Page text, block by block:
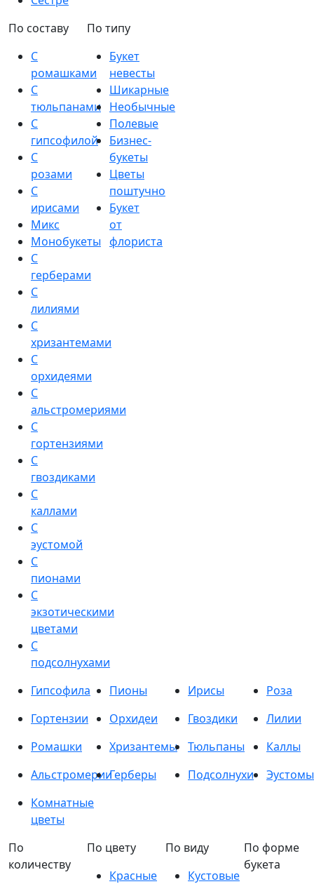
По составу
С
ромашками
С
тюльпанами
С
гипсофилой
С
розами
С
ирисами
Микс
Монобукеты
С
герберами
С
лилиями
С
хризантемами
С
орхидеями
С
альстромериями
С
гортензиями
С
гвоздиками
С
каллами
С
эустомой
С
пионами
С
экзотическими
цветами
С
подсолнухами
По типу
Букет
невесты
Шикарные
Необычные
Полевые
Бизнес-
букеты
Цветы
поштучно
Букет
от
флориста
Гипсофила Пионы Ирисы
Роза
Гортензии
Орхидеи Гвоздики
Лилии
Ромашки
Хризантемы Тюльпаны
Каллы
АльстромерииГерберы Подсолнухи
Эустомы
Комнатные
цветы
По
количеству
По цвету
Красные
По виду
Кустовые
По форме
букета